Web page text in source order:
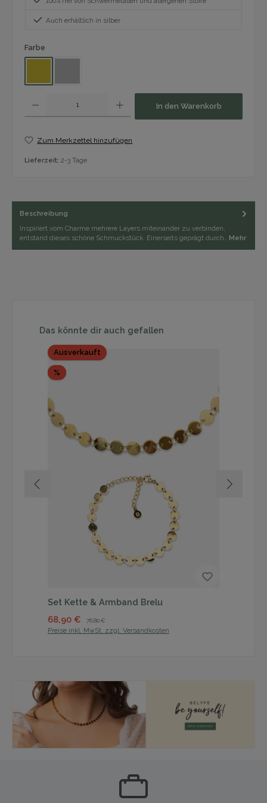
Auch erhältlich in silber
Farbe
In den Warenkorb
Zum Merkzettel hinzufügen
Lieferzeit: 2-3 Tage
Beschreibung
Inspiriert vom Charme mehrere Layers miteinander zu verbinden,
entstand dieses schöne Schmuckstück. Einerseits geprägt durch… Mehr
Produktgalerie überspringen
Das könnte dir auch gefallen
Ausverkauft
%Rabatt
Set Kette & Armband Brelu
Verkaufspreis:
68,90 € Regulärer Preis:
76,80 €
Preise inkl. MwSt. zzgl. Versandkosten